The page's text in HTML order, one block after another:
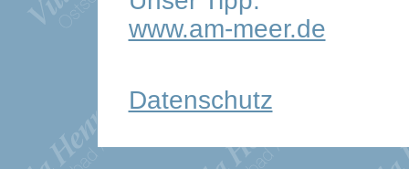
www.am-meer.de
Datenschutz